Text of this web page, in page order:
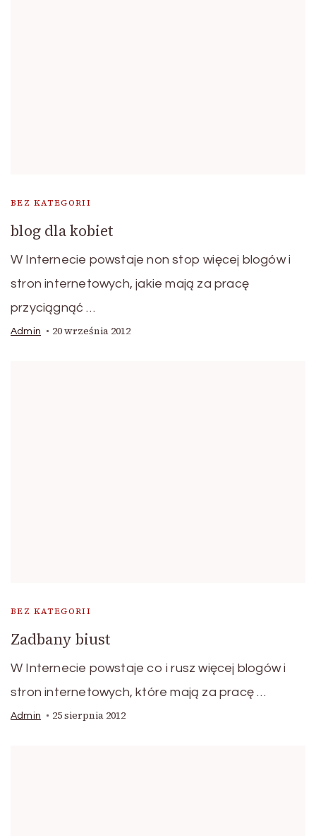
BEZ KATEGORII
blog dla kobiet
W Internecie powstaje non stop więcej blogów i
stron internetowych, jakie mają za pracę
przyciągnąć …
Admin 20 września 2012
BEZ KATEGORII
Zadbany biust
W Internecie powstaje co i rusz więcej blogów i
stron internetowych, które mają za pracę …
Admin 25 sierpnia 2012